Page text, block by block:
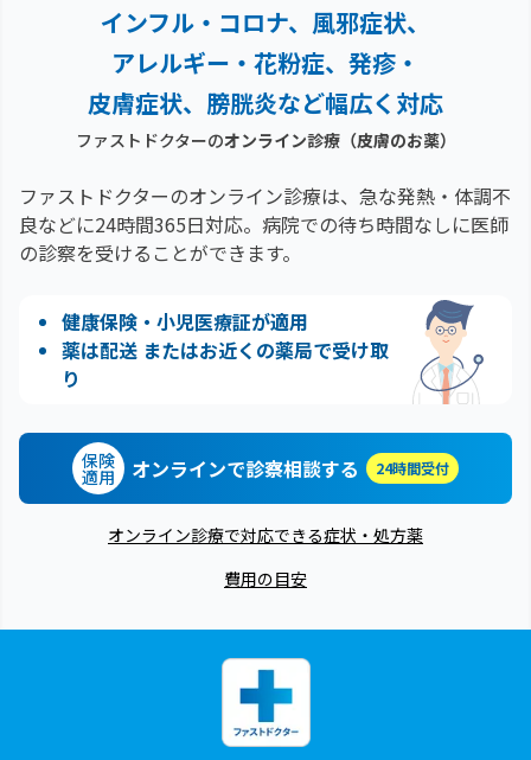
インフル・コロナ、風邪症状、
アレルギー・花粉症、 発疹・
皮膚症状、膀胱炎など幅広く対応
ファストドクターのオンライン診療（皮膚のお薬）
ファストドクターのオンライン診療は、急な発熱・体調不
良などに24時間365日対応。 病院での待ち時間なしに医師
の診察を受けることができます。
健康保険・小児医療証が適用
薬は配送 またはお近くの薬局で受け取
り
保険
適用 オンラインで診察相談する 24時間受付
オンライン診療で対応できる症状・処方薬
費用の目安